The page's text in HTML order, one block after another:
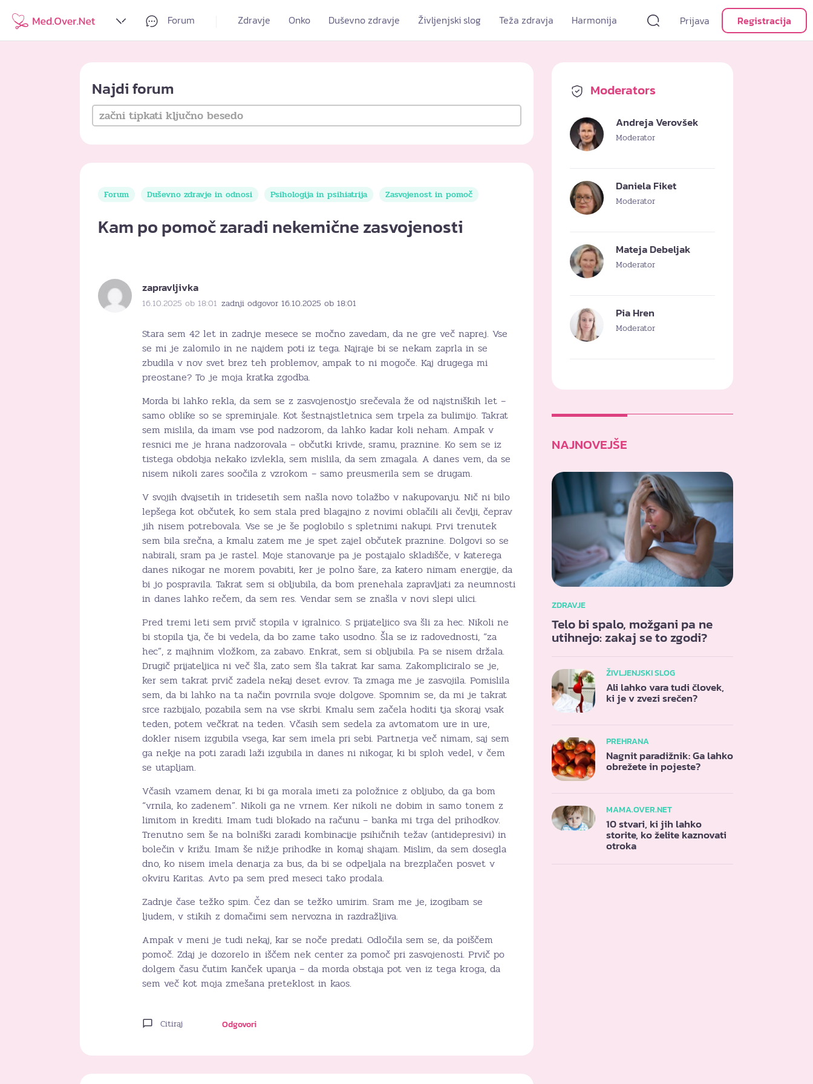
Forum Zdravje Onko Duševno zdravje Življenjski slog Teža zdravja Harmonija Prijava Registracija
Najdi forum
Forum Duševno zdravje in odnosi Psihologija in psihiatrija Zasvojenost in pomoč
Kam po pomoč zaradi nekemične zasvojenosti
zapravljivka
16.10.2025 ob 18:01 zadnji odgovor 16.10.2025 ob 18:01
Stara sem 42 let in zadnje mesece se močno zavedam, da ne gre več naprej. Vse
se mi je zalomilo in ne najdem poti iz tega. Najraje bi se nekam zaprla in se
zbudila v nov svet brez teh problemov, ampak to ni mogoče. Kaj drugega mi
preostane? To je moja kratka zgodba.
Morda bi lahko rekla, da sem se z zasvojenostjo srečevala že od najstniških let –
samo oblike so se spreminjale. Kot šestnajstletnica sem trpela za bulimijo. Takrat
sem mislila, da imam vse pod nadzorom, da lahko kadar koli neham. Ampak v
resnici me je hrana nadzorovala – občutki krivde, sramu, praznine. Ko sem se iz
tistega obdobja nekako izvlekla, sem mislila, da sem zmagala. A danes vem, da se
nisem nikoli zares soočila z vzrokom – samo preusmerila sem se drugam.
V svojih dvajsetih in tridesetih sem našla novo tolažbo v nakupovanju. Nič ni bilo
lepšega kot občutek, ko sem stala pred blagajno z novimi oblačili ali čevlji, čeprav
jih nisem potrebovala. Vse se je še poglobilo s spletnimi nakupi. Prvi trenutek
sem bila srečna, a kmalu zatem me je spet zajel občutek praznine. Dolgovi so se
nabirali, sram pa je rastel. Moje stanovanje pa je postajalo skladišče, v katerega
danes nikogar ne morem povabiti, ker je polno šare, za katero nimam energije, da
bi jo pospravila. Takrat sem si obljubila, da bom prenehala zapravljati za neumnosti
in danes lahko rečem, da sem res. Vendar sem se znašla v novi slepi ulici.
Pred tremi leti sem prvič stopila v igralnico. S prijateljico sva šli za hec. Nikoli ne
bi stopila tja, če bi vedela, da bo zame tako usodno. Šla se iz radovednosti, “za
hec”, z majhnim vložkom, za zabavo. Enkrat, sem si obljubila. Pa se nisem držala.
Drugič prijateljica ni več šla, zato sem šla takrat kar sama. Zakompliciralo se je,
ker sem takrat prvič zadela nekaj deset evrov. Ta zmaga me je zasvojila. Pomislila
sem, da bi lahko na ta način povrnila svoje dolgove. Spomnim se, da mi je takrat
srce razbijalo, pozabila sem na vse skrbi. Kmalu sem začela hoditi tja skoraj vsak
teden, potem večkrat na teden. Včasih sem sedela za avtomatom ure in ure,
dokler nisem izgubila vsega, kar sem imela pri sebi. Partnerja več nimam, saj sem
ga nekje na poti zaradi laži izgubila in danes ni nikogar, ki bi sploh vedel, v čem
se utapljam.
Včasih vzamem denar, ki bi ga morala imeti za položnice z obljubo, da ga bom
“vrnila, ko zadenem”. Nikoli ga ne vrnem. Ker nikoli ne dobim in samo tonem z
limitom in krediti. Imam tudi blokado na računu – banka mi trga del prihodkov.
Trenutno sem še na bolniški zaradi kombinacije psihičnih težav (antidepresivi) in
bolečin v križu. Imam še nižje prihodke in komaj shajam. Mislim, da sem dosegla
dno, ko nisem imela denarja za bus, da bi se odpeljala na brezplačen posvet v
okviru Karitas. Avto pa sem pred meseci tako prodala.
Zadnje čase težko spim. Čez dan se težko umirim. Sram me je, izogibam se
ljudem, v stikih z domačimi sem nervozna in razdražljiva.
Ampak v meni je tudi nekaj, kar se noče predati. Odločila sem se, da poiščem
pomoč. Zdaj je dozorelo in iščem nek center za pomoč pri zasvojenosti. Prvič po
dolgem času čutim kanček upanja – da morda obstaja pot ven iz tega kroga, da
sem več kot moja zmešana preteklost in kaos.
Citiraj Odgovori
Moderators
Andreja Verovšek
Moderator
Daniela Fiket
Moderator
Mateja Debeljak
Moderator
Pia Hren
Moderator
NAJNOVEJŠE
ZDRAVJE
Telo bi spalo, možgani pa ne
utihnejo: zakaj se to zgodi?
ŽIVLJENJSKI SLOG
Ali lahko vara tudi človek,
ki je v zvezi srečen?
PREHRANA
Nagnit paradižnik: Ga lahko
obrežete in pojeste?
MAMA.OVER.NET
10 stvari, ki jih lahko
storite, ko želite kaznovati
otroka